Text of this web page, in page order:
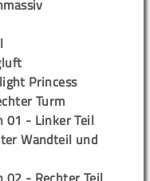
Princess
Turm
01 - Linker Teil
Wandteil und